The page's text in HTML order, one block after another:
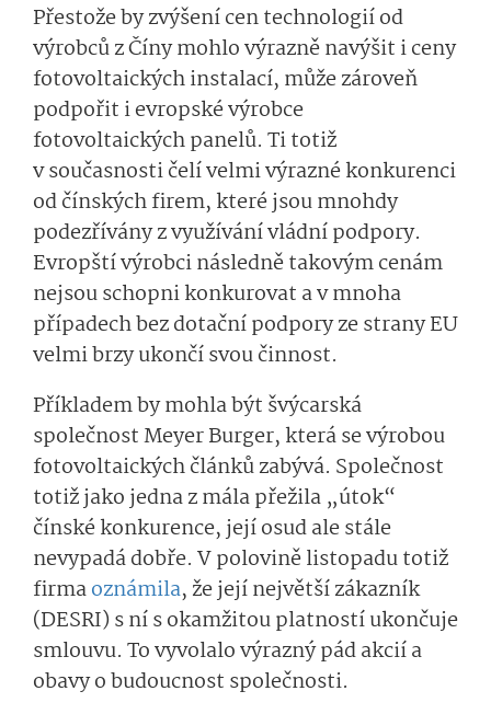
Přestože by zvýšení cen technologií od
výrobců z Číny mohlo výrazně navýšit i ceny
fotovoltaických instalací, může zároveň
podpořit i evropské výrobce
fotovoltaických panelů. Ti totiž
v současnosti čelí velmi výrazné konkurenci
od čínských firem, které jsou mnohdy
podezřívány z využívání vládní podpory.
Evropští výrobci následně takovým cenám
nejsou schopni konkurovat a v mnoha
případech bez dotační podpory ze strany EU
velmi brzy ukončí svou činnost.
Příkladem by mohla být švýcarská
společnost Meyer Burger, která se výrobou
fotovoltaických článků zabývá. Společnost
totiž jako jedna z mála přežila „útok“
čínské konkurence, její osud ale stále
nevypadá dobře. V polovině listopadu totiž
firmaoznámila, že její největší zákazník
(DESRI) s ní s okamžitou platností ukončuje
smlouvu. To vyvolalo výrazný pád akcií a
obavy o budoucnost společnosti.